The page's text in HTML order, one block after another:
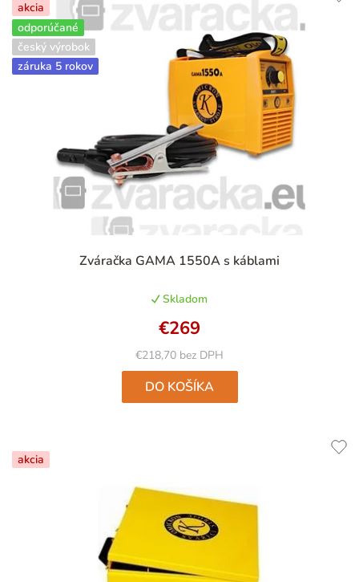
akcia
odporúčané
český výrobok
záruka 5 rokov
Zváračka GAMA 1550A s káblami
Skladom
€218,70 bez DPH
€269
DO KOŠÍKA
akcia